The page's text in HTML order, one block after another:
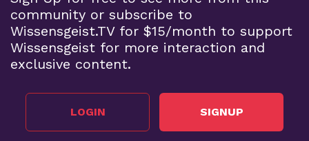
community or subscribe to
Wissensgeist.TV for $15/month to support
Wissensgeist for more interaction and
exclusive content.
LOGIN SIGNUP